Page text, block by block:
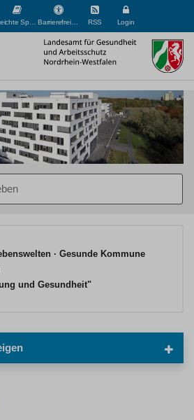
Barrierefreiheit RSS Login
Gesunde Kommune
und Gesundheit"